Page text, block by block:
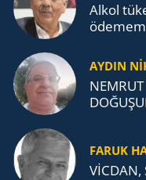
Alkol
AYDIN
FARUK
VİCDAN,